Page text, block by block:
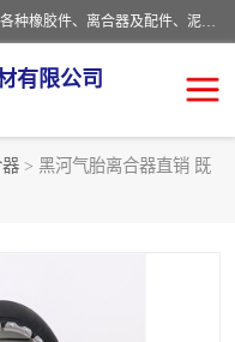
河南大林橡胶通信器材有限公司是一个专注于各种橡胶件、离合器及配件、泥浆泵及配件等产品设计制造和加工的企业。产品应用于矿山、冶金、石油、钢铁、化工、水泥、船舶、造纸、通用机械等各种大功率机械传动或制动装置。
有限公司
> 黑河气胎离合器直销 既
胎离合器